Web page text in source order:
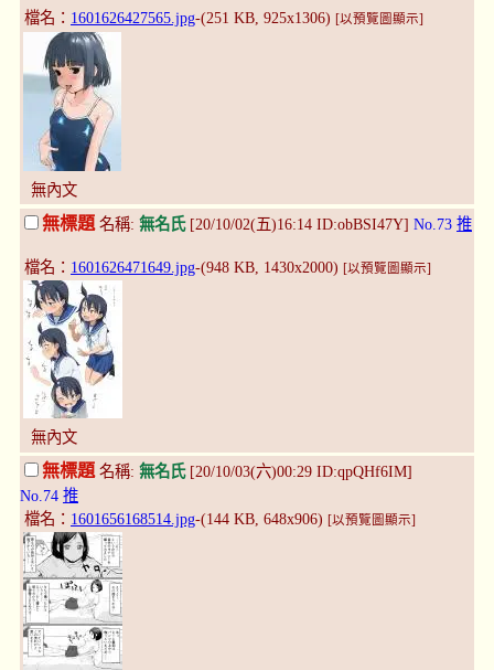
檔名： 1601626427565.jpg-(251 KB, 925x1306) [以預覽圖顯示]
無內文
無標題 名稱: 無名氏[20/10/02(五)16:14 ID:obBSI47Y] No.73 推
檔名： 1601626471649.jpg-(948 KB, 1430x2000) [以預覽圖顯示]
無內文
無標題 名稱: 無名氏[20/10/03(六)00:29 ID:qpQHf6IM]
No.74 推
檔名： 1601656168514.jpg-(144 KB, 648x906) [以預覽圖顯示]